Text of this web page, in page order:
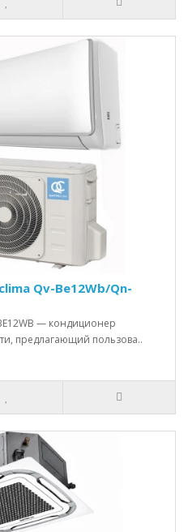
Qv-Be12Wb/Qn-
— кондиционер
предлагающий пользова..